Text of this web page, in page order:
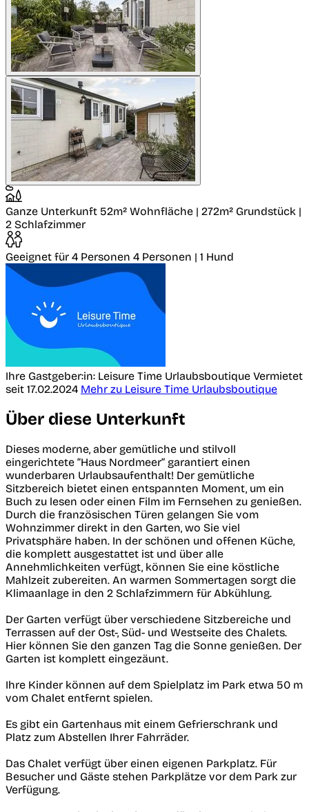
Ganze Unterkunft 52m² Wohnfläche | 272m² Grundstück |
2 Schlafzimmer
Geeignet für 4 Personen 4 Personen | 1 Hund
Ihre Gastgeber:in: Leisure Time Urlaubsboutique Vermietet
seit 17.02.2024 Mehr zu Leisure Time Urlaubsboutique
Über diese Unterkunft
Dieses moderne, aber gemütliche und stilvoll
eingerichtete “Haus Nordmeer” garantiert einen
wunderbaren Urlaubsaufenthalt! Der gemütliche
Sitzbereich bietet einen entspannten Moment, um ein
Buch zu lesen oder einen Film im Fernsehen zu genießen.
Durch die französischen Türen gelangen Sie vom
Wohnzimmer direkt in den Garten, wo Sie viel
Privatsphäre haben. In der schönen und offenen Küche,
die komplett ausgestattet ist und über alle
Annehmlichkeiten verfügt, können Sie eine köstliche
Mahlzeit zubereiten. An warmen Sommertagen sorgt die
Klimaanlage in den 2 Schlafzimmern für Abkühlung.
Der Garten verfügt über verschiedene Sitzbereiche und
Terrassen auf der Ost-, Süd- und Westseite des Chalets.
Hier können Sie den ganzen Tag die Sonne genießen. Der
Garten ist komplett eingezäunt.
Ihre Kinder können auf dem Spielplatz im Park etwa 50 m
vom Chalet entfernt spielen.
Es gibt ein Gartenhaus mit einem Gefrierschrank und
Platz zum Abstellen Ihrer Fahrräder.
Das Chalet verfügt über einen eigenen Parkplatz. Für
Besucher und Gäste stehen Parkplätze vor dem Park zur
Verfügung.